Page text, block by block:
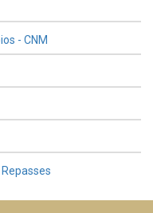
- CNM